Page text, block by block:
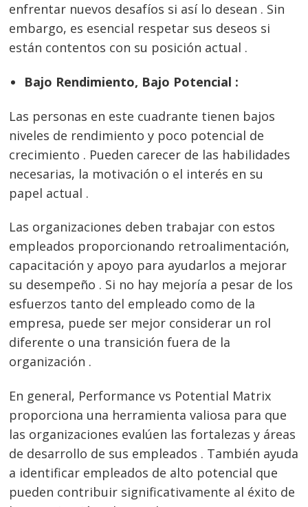
enfrentar nuevos desafíos si así lo desean . Sin
embargo, es esencial respetar sus deseos si
están contentos con su posición actual .
Bajo Rendimiento, Bajo Potencial :
Las personas en este cuadrante tienen bajos
niveles de rendimiento y poco potencial de
crecimiento . Pueden carecer de las habilidades
necesarias, la motivación o el interés en su
papel actual .
Las organizaciones deben trabajar con estos
empleados proporcionando retroalimentación,
capacitación y apoyo para ayudarlos a mejorar
su desempeño . Si no hay mejoría a pesar de los
esfuerzos tanto del empleado como de la
empresa, puede ser mejor considerar un rol
diferente o una transición fuera de la
organización .
En general, Performance vs Potential Matrix
proporciona una herramienta valiosa para que
las organizaciones evalúen las fortalezas y áreas
de desarrollo de sus empleados . También ayuda
a identificar empleados de alto potencial que
pueden contribuir significativamente al éxito de